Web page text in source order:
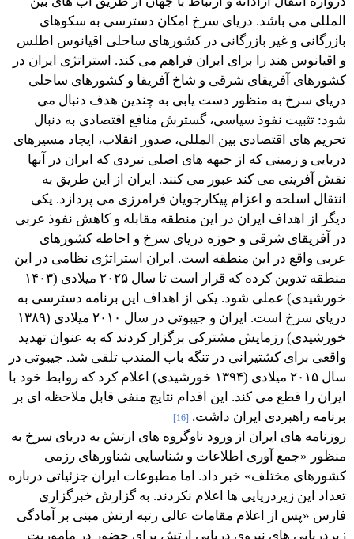
المللی می باشد. دریای سرخ امکان دسترسی به سکوهای
بازرگانی و غیر بازرگانی در کشورهای ساحلی اقیانوس اطلس
و اقیانوس هند را برای ایران فراهم می کند. استراتژی ایران در
کشورهای آفریقای شرقی و شاخ آفریقا و کشورهای ساحلی
دریای سرخ به منظور دست یابی به چندین هدف دنبال می
شود: تثبیت نفوذ سیاسی، گسترش منافع اقتصادی به دنبال
تحریم های اقتصادی بین المللی، صدور انقلاب، ایجاد مسیرهای
دریایی و زمینی که از جبهه های اصلی نبردی که ایران در آنها
نقش آفرینی می کند عبور می کنند. ایران از این طریق به
انتقال اسلحه و اعزام پیکارجویان فرامرزی می پردازد. یکی
دیگر از اهداف ایران در این منطقه مقابله و کاهش نفوذ عربی
در آفریقای شرقی و حوزه دریای سرخ و احاطه کشورهای
عربی واقع در این منطقه است. ایران استراتژی نظامی در این
منطقه تدوین کرده که قرار است تا سال ۲۰۲۵ میلادی (۱۴۰۳
خورشیدی) عملی شود. یکی از اهداف این برنامه دسترسی به
دریای سرخ است. ایران و جیبوتی در سال ۲۰۱۰ میلادی (۱۳۸۹
خورشیدی) رزمایش مشترکی برگزار کردند که به عنوان تهدید
واقعی برای کشتیرانی در تنگه باب المندب تلقی شد. جیبوتی در
سال ۲۰۱۵ میلادی (۱۳۹۴ خورشیدی) اعلام کرد که روابط خود با
ایران را قطع می کند. این اقدام نتایج منفی قابل ملاحظه ای بر
برنامه راهبردی ایران داشت. [16]
روزنامه های ایران از ورود ناوگروه های ارتش به دریای سرخ به
منظور «جمع آوری اطلاعات و شناسایی شناورهای رزمی
کشورهای مختلف» خبر داد. اما مطبوعات ایران جزئیاتی درباره
تعداد این زیردریایی ها اعلام نکردند. به گزارش خبرگزاری
فارس «پس از اعلام مقامات عالی رتبه ارتش مبنی بر آمادگی
زیردریایی های نیروی دریایی ارتش برای حضور در ماموریت